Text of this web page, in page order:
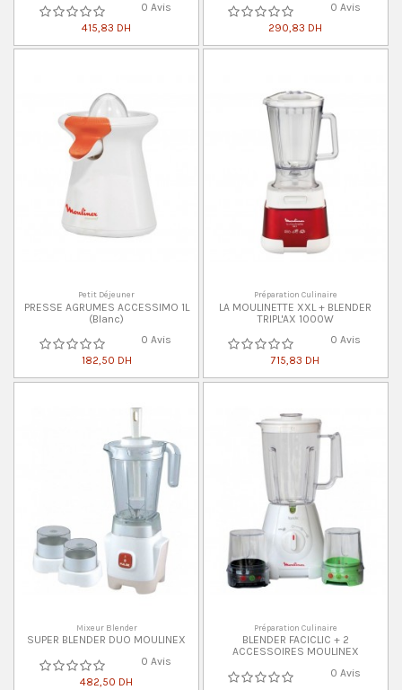
0 Avis
415,83 DH
0 Avis
290,83 DH
Petit Déjeuner
PRESSE AGRUMES ACCESSIMO 1L
(Blanc)
0 Avis
182,50 DH
Préparation Culinaire
LA MOULINETTE XXL + BLENDER
TRIPL'AX 1000W
0 Avis
715,83 DH
Mixeur Blender
SUPER BLENDER DUO MOULINEX
0 Avis
482,50 DH
Préparation Culinaire
BLENDER FACICLIC + 2
ACCESSOIRES MOULINEX
0 Avis